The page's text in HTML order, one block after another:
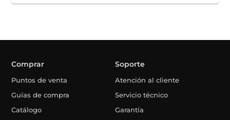
Comprar
Puntos de venta
Guías de compra
Catálogo
Soporte
Atención al cliente
Servicio técnico
Garantía